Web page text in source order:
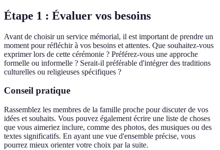
Étape 1 : Évaluer vos besoins
Avant de choisir un service mémorial, il est important de prendre un
moment pour réfléchir à vos besoins et attentes. Que souhaitez-vous
exprimer lors de cette cérémonie ? Préférez-vous une approche
formelle ou informelle ? Serait-il préférable d'intégrer des traditions
culturelles ou religieuses spécifiques ?
Conseil pratique
Rassemblez les membres de la famille proche pour discuter de vos
idées et souhaits. Vous pouvez également écrire une liste de choses
que vous aimeriez inclure, comme des photos, des musiques ou des
textes significatifs. En ayant une vue d'ensemble précise, vous
pourrez mieux orienter votre choix par la suite.